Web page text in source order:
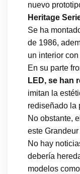
nuevo
Heritage
Se ha
de 1986,
un interior con
En su parte
LED, se han
imitan la
rediseñado la
No obstante,
este
No hay
debería
modelos